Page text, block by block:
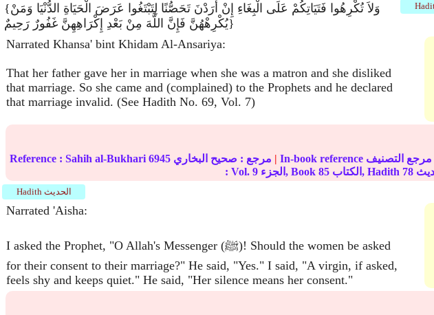
{وَلاَ تُكْرِهُوا فَتَيَاتِكُمْ عَلَى الْبِغَاءِ إِنْ أَرَدْنَ تَحَصُّنًا لِتَبْتَغُوا عَرَضَ الْحَيَاةِ الدُّنْيَا وَمَنْ
يُكْرِهْهُنَّ فَإِنَّ اللَّهَ مِنْ بَعْدِ إِكْرَاهِهِنَّ غَفُورٌ رَحِيمٌ}
Narrated Khansa' bint Khidam Al-Ansariya:
That her father gave her in marriage when she was a matron and she disliked
that marriage. So she came and (complained) to the Prophets and he declared
that marriage invalid. (See Hadith No. 69, Vol. 7)
Reference : Sahih al-Bukhari 6945 مرجع : صحيح البخاري |
: Vol. 9 الجزء, Book 85 الكتاب, Hadith 78
Hadith الحديث
Narrated 'Aisha:
I asked the Prophet, "O Allah's Messenger (ﷺ)! Should the women be asked
for their consent to their marriage?" He said, "Yes." I said, "A virgin, if asked,
feels shy and keeps quiet." He said, "Her silence means her consent."